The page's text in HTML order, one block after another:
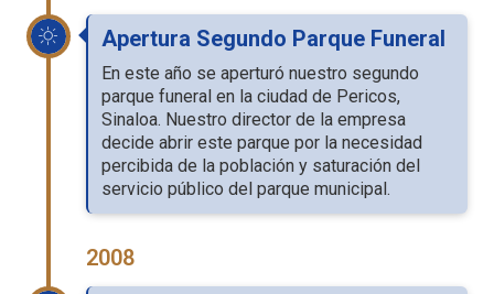
Apertura Segundo Parque Funeral
En este año se aperturó nuestro segundo
parque funeral en la ciudad de Pericos,
Sinaloa. Nuestro director de la empresa
decide abrir este parque por la necesidad
percibida de la población y saturación del
servicio público del parque municipal.
2008